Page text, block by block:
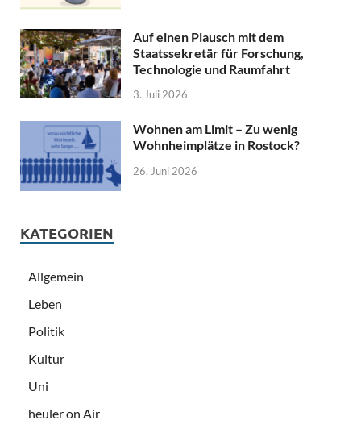
Auf einen Plausch mit dem
Staatssekretär für Forschung,
Technologie und Raumfahrt
3. Juli 2026
Wohnen am Limit – Zu wenig
Wohnheimplätze in Rostock?
26. Juni 2026
KATEGORIEN
Allgemein
Leben
Politik
Kultur
Uni
heuler on Air